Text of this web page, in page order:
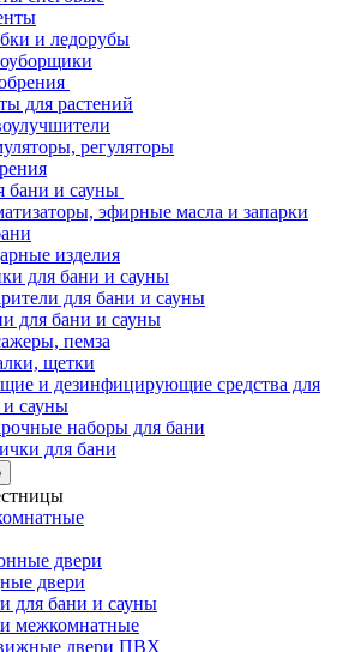
и ледорубы
для растений
регуляторы
бани и сауны
эфирные масла и запарки
изделия
для бани и сауны
для бани и сауны
для бани и сауны
пемза
щетки
и дезинфицирующие средства для
сауны
наборы для бани
для бани
двери
двери
для бани и сауны
межкомнатные
двери ПВХ